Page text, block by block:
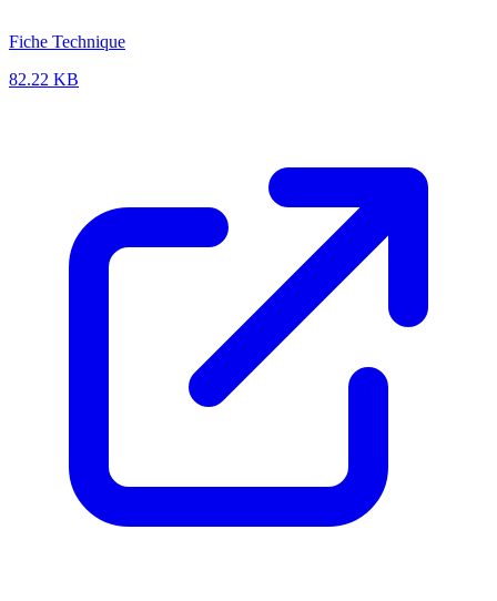
Fiche Technique
82.22 KB